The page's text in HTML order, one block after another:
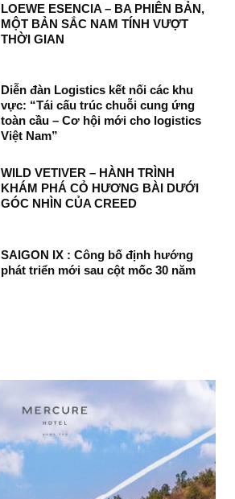
LOEWE ESENCIA – BA PHIÊN BẢN,
MỘT BẢN SẮC NAM TÍNH VƯỢT
THỜI GIAN
Diễn đàn Logistics kết nối các khu
vực: “Tái cấu trúc chuỗi cung ứng
toàn cầu – Cơ hội mới cho logistics
Việt Nam”
WILD VETIVER – HÀNH TRÌNH
KHÁM PHÁ CỎ HƯƠNG BÀI DƯỚI
GÓC NHÌN CỦA CREED
SAIGON IX : Công bố định hướng
phát triển mới sau cột mốc 30 năm